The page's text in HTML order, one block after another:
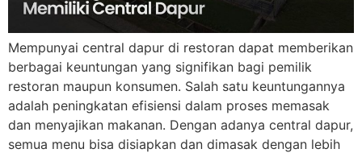
Mempunyai central dapur di restoran dapat memberikan
berbagai keuntungan yang signifikan bagi pemilik
restoran maupun konsumen. Salah satu keuntungannya
adalah peningkatan efisiensi dalam proses memasak
dan menyajikan makanan. Dengan adanya central dapur,
semua menu bisa disiapkan dan dimasak dengan lebih